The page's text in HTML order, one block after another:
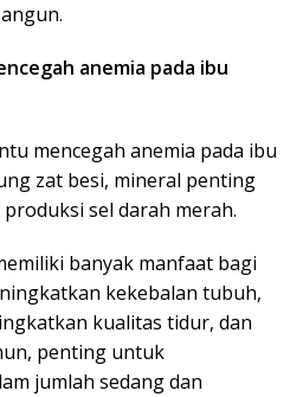
anemia pada ibu
mencegah anemia pada ibu
zat besi, mineral penting
sel darah merah.
banyak manfaat bagi
kekebalan tubuh,
kualitas tidur, dan
penting untuk
jumlah sedang dan